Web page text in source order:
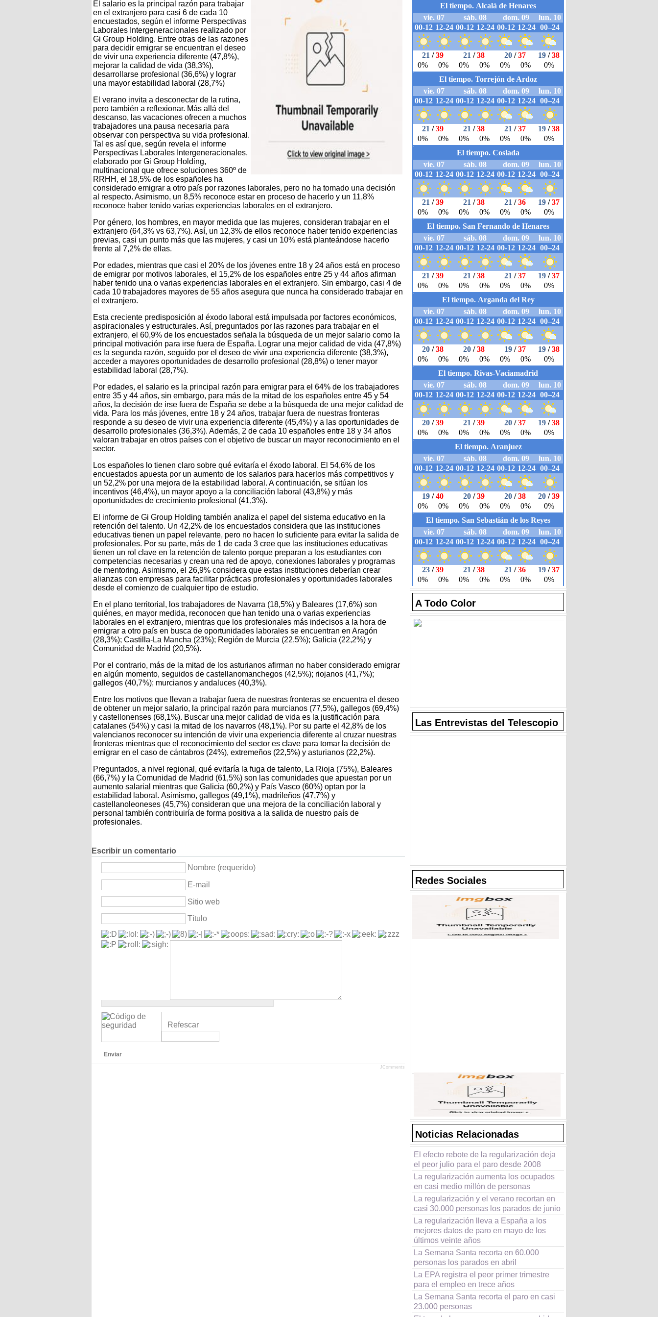
El salario es la principal razón para trabajar
en el extranjero para casi 6 de cada 10
encuestados, según el informe Perspectivas
Laborales Intergeneracionales realizado por
Gi Group Holding. Entre otras de las razones
para decidir emigrar se encuentran el deseo
de vivir una experiencia diferente (47,8%),
mejorar la calidad de vida (38,3%),
desarrollarse profesional (36,6%) y lograr
una mayor estabilidad laboral (28,7%)
El verano invita a desconectar de la rutina,
pero también a reflexionar. Más allá del
descanso, las vacaciones ofrecen a muchos
trabajadores una pausa necesaria para
observar con perspectiva su vida profesional.
Tal es así que, según revela el informe
Perspectivas Laborales Intergeneracionales,
elaborado por Gi Group Holding,
multinacional que ofrece soluciones 360º de
RRHH, el 18,5% de los españoles ha
considerado emigrar a otro país por razones laborales, pero no ha tomado una decisión
al respecto. Asimismo, un 8,5% reconoce estar en proceso de hacerlo y un 11,8%
reconoce haber tenido varias experiencias laborales en el extranjero.
Por género, los hombres, en mayor medida que las mujeres, consideran trabajar en el
extranjero (64,3% vs 63,7%). Así, un 12,3% de ellos reconoce haber tenido experiencias
previas, casi un punto más que las mujeres, y casi un 10% está planteándose hacerlo
frente al 7,2% de ellas.
Por edades, mientras que casi el 20% de los jóvenes entre 18 y 24 años está en proceso
de emigrar por motivos laborales, el 15,2% de los españoles entre 25 y 44 años afirman
haber tenido una o varias experiencias laborales en el extranjero. Sin embargo, casi 4 de
cada 10 trabajadores mayores de 55 años asegura que nunca ha considerado trabajar en
el extranjero.
Esta creciente predisposición al éxodo laboral está impulsada por factores económicos,
aspiracionales y estructurales. Así, preguntados por las razones para trabajar en el
extranjero, el 60,9% de los encuestados señala la búsqueda de un mejor salario como la
principal motivación para irse fuera de España. Lograr una mejor calidad de vida (47,8%)
es la segunda razón, seguido por el deseo de vivir una experiencia diferente (38,3%),
acceder a mayores oportunidades de desarrollo profesional (28,8%) o tener mayor
estabilidad laboral (28,7%).
Por edades, el salario es la principal razón para emigrar para el 64% de los trabajadores
entre 35 y 44 años, sin embargo, para más de la mitad de los españoles entre 45 y 54
años, la decisión de irse fuera de España se debe a la búsqueda de una mejor calidad de
vida. Para los más jóvenes, entre 18 y 24 años, trabajar fuera de nuestras fronteras
responde a su deseo de vivir una experiencia diferente (45,4%) y a las oportunidades de
desarrollo profesionales (36,3%). Además, 2 de cada 10 españoles entre 18 y 34 años
valoran trabajar en otros países con el objetivo de buscar un mayor reconocimiento en el
sector.
Los españoles lo tienen claro sobre qué evitaría el éxodo laboral. El 54,6% de los
encuestados apuesta por un aumento de los salarios para hacerlos más competitivos y
un 52,2% por una mejora de la estabilidad laboral. A continuación, se sitúan los
incentivos (46,4%), un mayor apoyo a la conciliación laboral (43,8%) y más
oportunidades de crecimiento profesional (41,3%).
El informe de Gi Group Holding también analiza el papel del sistema educativo en la
retención del talento. Un 42,2% de los encuestados considera que las instituciones
educativas tienen un papel relevante, pero no hacen lo suficiente para evitar la salida de
profesionales. Por su parte, más de 1 de cada 3 cree que las instituciones educativas
tienen un rol clave en la retención de talento porque preparan a los estudiantes con
competencias necesarias y crean una red de apoyo, conexiones laborales y programas
de mentoring. Asimismo, el 26,9% considera que estas instituciones deberían crear
alianzas con empresas para facilitar prácticas profesionales y oportunidades laborales
desde el comienzo de cualquier tipo de estudio.
En el plano territorial, los trabajadores de Navarra (18,5%) y Baleares (17,6%) son
quiénes, en mayor medida, reconocen que han tenido una o varias experiencias
laborales en el extranjero, mientras que los profesionales más indecisos a la hora de
emigrar a otro país en busca de oportunidades laborales se encuentran en Aragón
(28,3%); Castilla-La Mancha (23%); Región de Murcia (22,5%); Galicia (22,2%) y
Comunidad de Madrid (20,5%).
Por el contrario, más de la mitad de los asturianos afirman no haber considerado emigrar
en algún momento, seguidos de castellanomanchegos (42,5%); riojanos (41,7%);
gallegos (40,7%); murcianos y andaluces (40,3%).
Entre los motivos que llevan a trabajar fuera de nuestras fronteras se encuentra el deseo
de obtener un mejor salario, la principal razón para murcianos (77,5%), gallegos (69,4%)
y castellonenses (68,1%). Buscar una mejor calidad de vida es la justificación para
catalanes (54%) y casi la mitad de los navarros (48,1%). Por su parte el 42,8% de los
valencianos reconocer su intención de vivir una experiencia diferente al cruzar nuestras
fronteras mientras que el reconocimiento del sector es clave para tomar la decisión de
emigrar en el caso de cántabros (24%), extremeños (22,5%) y asturianos (22,2%).
Preguntados, a nivel regional, qué evitaría la fuga de talento, La Rioja (75%), Baleares
(66,7%) y la Comunidad de Madrid (61,5%) son las comunidades que apuestan por un
aumento salarial mientras que Galicia (60,2%) y País Vasco (60%) optan por la
estabilidad laboral. Asimismo, gallegos (49,1%), madrileños (47,7%) y
castellanoleoneses (45,7%) consideran que una mejora de la conciliación laboral y
personal también contribuiría de forma positiva a la salida de nuestro país de
profesionales.
Escribir un comentario
Nombre (requerido)
E-mail
Sitio web
Título
Refescar
Enviar
JComments
A Todo Color
Las Entrevistas del Telescopio
Redes Sociales
Noticias Relacionadas
El efecto rebote de la regularización deja
el peor julio para el paro desde 2008
La regularización aumenta los ocupados
en casi medio millón de personas
La regularización y el verano recortan en
casi 30.000 personas los parados de junio
La regularización lleva a España a los
mejores datos de paro en mayo de los
últimos veinte años
La Semana Santa recorta en 60.000
personas los parados en abril
La EPA registra el peor primer trimestre
para el empleo en trece años
La Semana Santa recorta el paro en casi
23.000 personas